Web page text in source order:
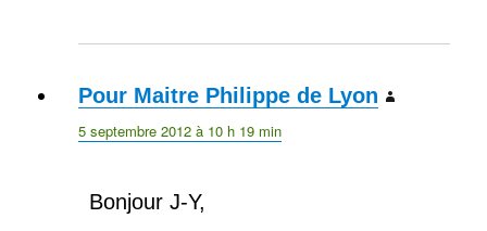
Pour Maitre Philippe de Lyon
5 septembre 2012 à 10 h 19 min
Bonjour J-Y,